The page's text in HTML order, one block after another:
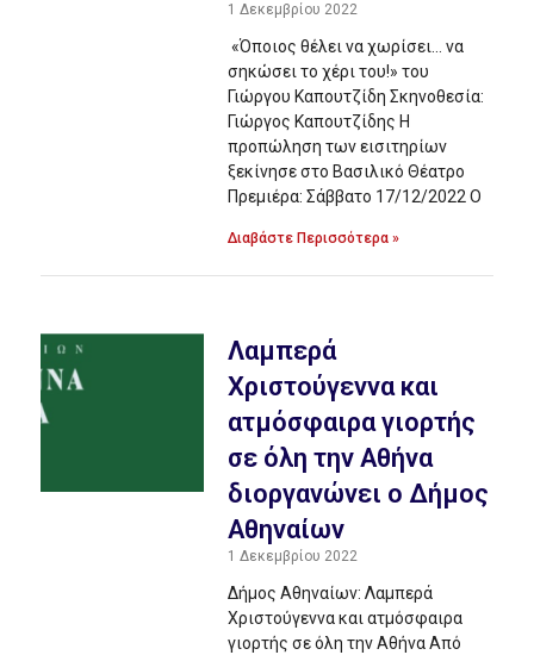
1 Δεκεμβρίου 2022
«Όποιος θέλει να χωρίσει… να
σηκώσει το χέρι του!» του
Γιώργου Καπουτζίδη Σκηνοθεσία:
Γιώργος Καπουτζίδης Η
προπώληση των εισιτηρίων
ξεκίνησε στο Βασιλικό Θέατρο
Πρεμιέρα: Σάββατο 17/12/2022 Ο
Διαβάστε Περισσότερα »
Λαμπερά
Χριστούγεννα και
ατμόσφαιρα γιορτής
σε όλη την Αθήνα
διοργανώνει ο Δήμος
Αθηναίων
1 Δεκεμβρίου 2022
Δήμος Αθηναίων: Λαμπερά
Χριστούγεννα και ατμόσφαιρα
γιορτής σε όλη την Αθήνα Από